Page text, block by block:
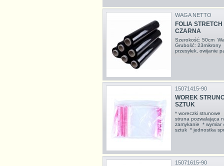
WAGA NETTO
FOLIA
CZARNA
Szerokość: 50cm
Grubość:
przesyłek, owijanie
15071415-90
WOREK
SZTUK
* woreczki
struna pozwalająca
zamykanie * wymiar
sztuk * jednostka
15071615-90